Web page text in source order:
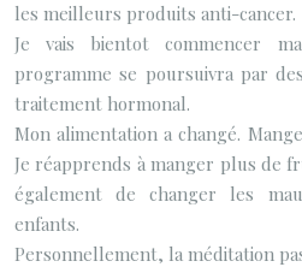
les meilleurs produits anti-cancer.
Je vais bientot commencer
programme se poursuivra par
traitement hormonal.
Mon alimentation a changé.
Je réapprends à manger plus de
également de changer les
enfants.
Personnellement, la méditation